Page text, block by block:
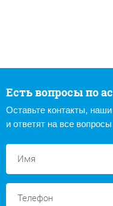
Есть вопросы по
Оставьте контакты,
и ответят на все вопросы